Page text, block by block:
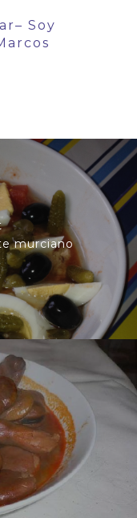
Soy
murciano